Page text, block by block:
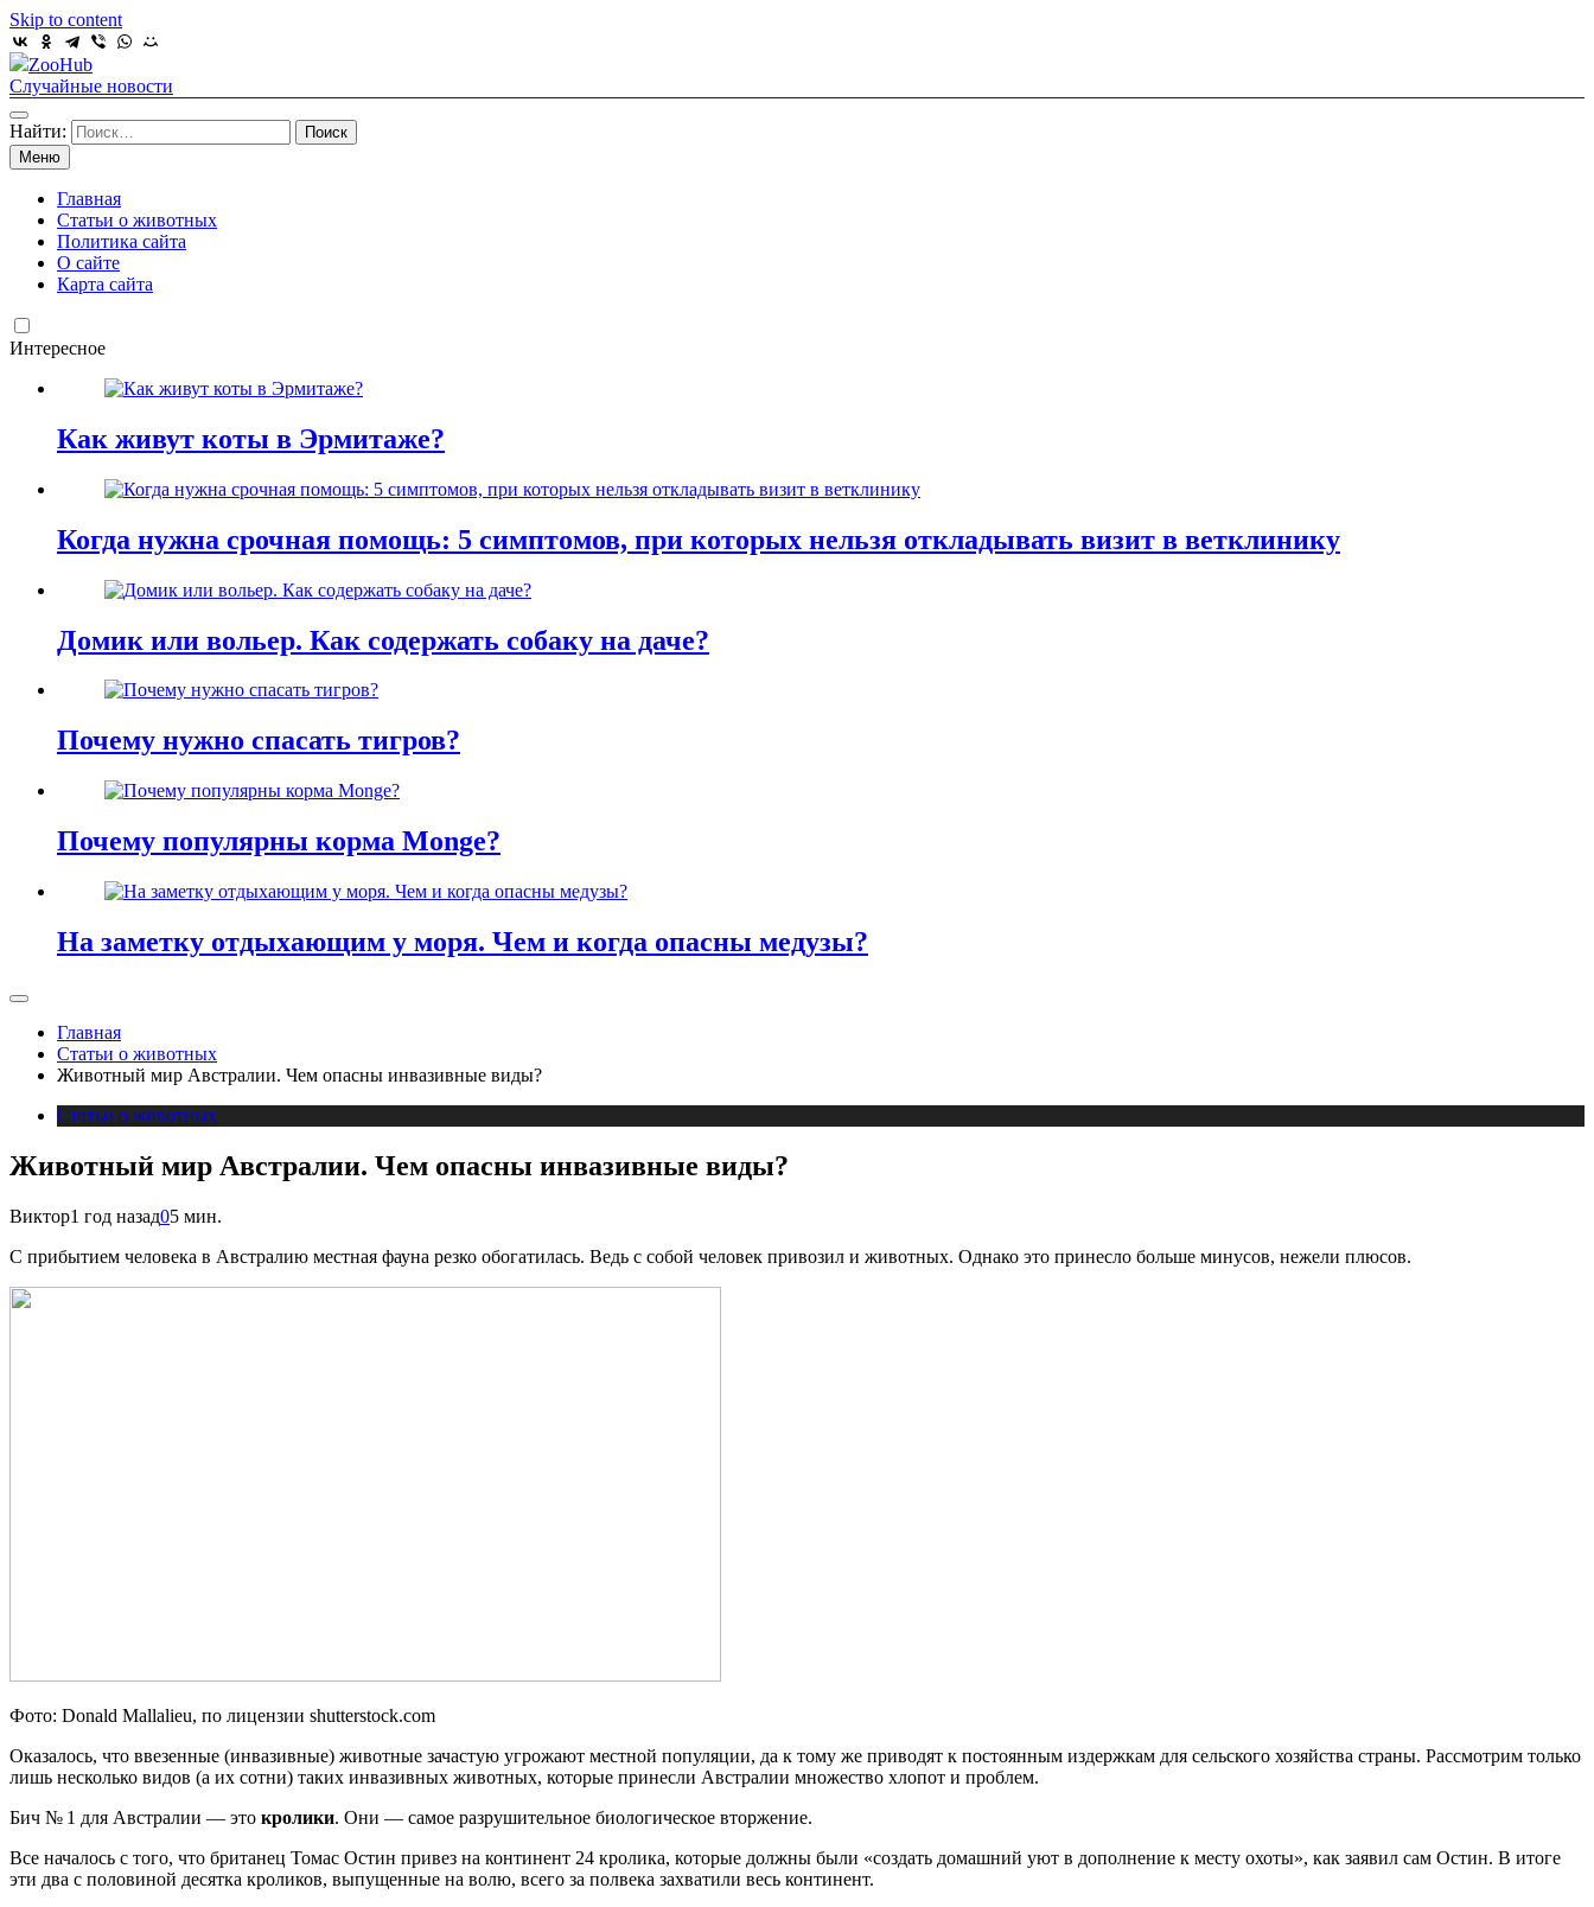
Skip to content
ZooHub
Случайные новости
Найти:
Меню
Главная
Статьи о животных
Политика сайта
О сайте
Карта сайта
Интересное
Как живут коты в Эрмитаже?
Когда нужна срочная помощь: 5 симптомов, при которых нельзя откладывать визит в ветклинику
Домик или вольер. Как содержать собаку на даче?
Почему нужно спасать тигров?
Почему популярны корма Monge?
На заметку отдыхающим у моря. Чем и когда опасны медузы?
Главная
Статьи о животных
Животный мир Австралии. Чем опасны инвазивные виды?
Статьи о животных
Животный мир Австралии. Чем опасны инвазивные виды?
Виктор1 год назад05 мин.
С прибытием человека в Австралию местная фауна резко обогатилась. Ведь с собой человек привозил и животных. Однако это принесло больше минусов, нежели плюсов.
Фото: Donald Mallalieu, по лицензии shutterstock.com
Оказалось, что ввезенные (инвазивные) животные зачастую угрожают местной популяции, да к тому же приводят к постоянным издержкам для сельского хозяйства страны. Рассмотрим только
лишь несколько видов (а их сотни) таких инвазивных животных, которые принесли Австралии множество хлопот и проблем.
Бич № 1 для Австралии — это кролики. Они — самое разрушительное биологическое вторжение.
Все началось с того, что британец Томас Остин привез на континент 24 кролика, которые должны были «создать домашний уют в дополнение к месту охоты», как заявил сам Остин. В итоге
эти два с половиной десятка кроликов, выпущенные на волю, всего за полвека захватили весь континент.